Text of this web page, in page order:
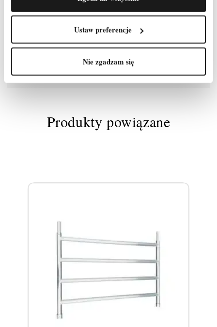
Ustaw preferencje
Nie zgadzam się
Stężenie podstawy stalowe - 2 szt.
Stopa ocynkowana bez regulacji - 4 szt.
Zawleczki – 18 szt.
Waga około 317 kg
Produkty powiązane